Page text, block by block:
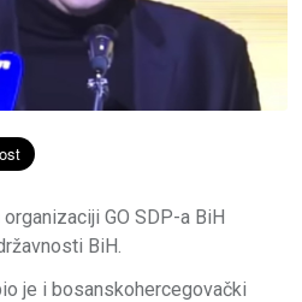
organizaciji GO SDP-a BiH
BiH.
je i bosanskohercegovački